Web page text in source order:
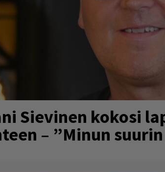
Sievinen kokosi
– ”Minun